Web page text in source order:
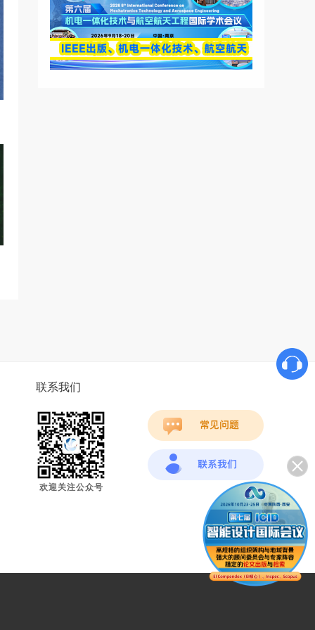
联系我们
欢迎关注公众号